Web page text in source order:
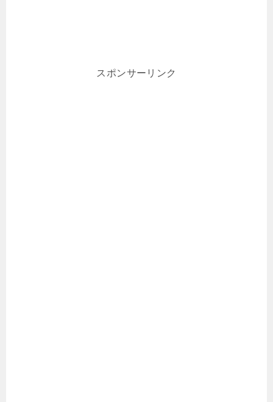
スポンサーリンク